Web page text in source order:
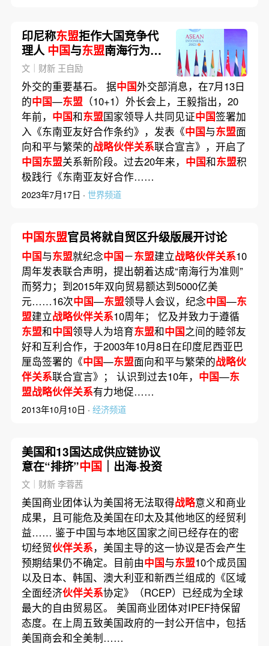
印尼称东盟拒作大国竞争代
理人中国与东盟南海行为准
则磋商再迈一步
文｜财新 王自励
外交的重要基石。 据中国外交部消息，在7月13日
的中国—东盟（10+1）外长会上，王毅指出，20
年前， 中国和东盟国家领导人共同见证中国签署加
入《东南亚友好合作条约》，发表《中国与东盟面
向和平与繁荣的战略伙伴关系联合宣言》，开启了
中国东盟关系新阶段。过去20年来， 中国和东盟积
极践行《东南亚友好合作……
2023年7月17日 · 世界频道
中国东盟官员将就自贸区升级版展开讨论
中国与东盟就纪念中国－东盟建立战略伙伴关系10
周年发表联合声明，提出朝着达成“南海行为准则”
而努力；到2015年双向贸易额达到5000亿美
元……16次中国—东盟领导人会议，纪念中国—东
盟建立战略伙伴关系10周年； 忆及并致力于遵循
东盟和中国领导人为培育东盟和中国之间的睦邻友
好和互利合作，于2003年10月8日在印度尼西亚巴
厘岛签署的《中国—东盟面向和平与繁荣的战略伙
伴关系联合宣言》； 认识到过去10年， 中国—东
盟战略伙伴关系有力地促……
2013年10月10日 · 经济频道
美国和13国达成供应链协议
意在“排挤”中国 ｜出海·投资
文｜财新 李蓉茜
美国商业团体认为美国将无法取得战略意义和商业
成果，且可能危及美国在印太及其他地区的经贸利
益…… 鉴于中国与本地区国家之间已经存在的密
切经贸伙伴关系，美国主导的这一协议是否会产生
预期结果仍不确定。目前由中国与东盟10个成员国
以及日本、韩国、澳大利亚和新西兰组成的《区域
全面经济伙伴关系协定》（RCEP）已经成为全球
最大的自由贸易区。 美国商业团体对IPEF持保留
态度。在上周五致美国政府的一封公开信中，包括
美国商会和全美制……